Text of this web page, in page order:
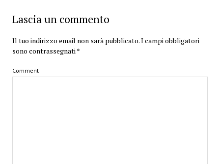
Lascia un commento
Il tuo indirizzo email non sarà pubblicato.I campi obbligatori
sono contrassegnati*
Comment